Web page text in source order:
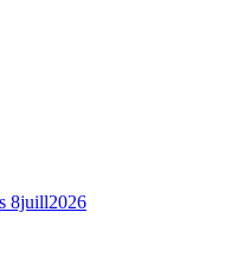
8juill2026